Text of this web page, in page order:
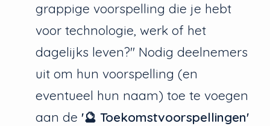
grappige voorspelling die je hebt
voor technologie, werk of het
dagelijks leven?" Nodig deelnemers
uit om hun voorspelling (en
eventueel hun naam) toe te voegen
aan de'🔮 Toekomstvoorspellingen'